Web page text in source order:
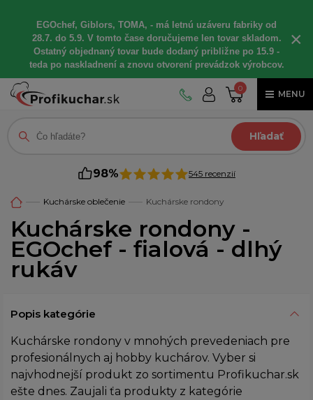
EGOchef, Giblors, TOMA, - má letnú uzáveru fabriky od
28.7. do 5.9. V tomto čase doručujeme len tovar skladom.
Ostatný objednaný tovar bude dodaný približne po 15.9 -
teda po naskladnení a znovu otvorení prevádzok výrobcov.
×
0
MENU
Hľadať
98% 545 recenzií
Kuchárske oblečenie Kuchárske rondony
Kuchárske rondony -
EGOchef - fialová - dlhý
rukáv
Popis kategórie
Kuchárske rondony v mnohých prevedeniach pre
profesionálnych aj hobby kuchárov. Vyber si
najvhodnejší produkt zo sortimentu Profikuchar.sk
ešte dnes. Zaujali ťa produkty z kategórie